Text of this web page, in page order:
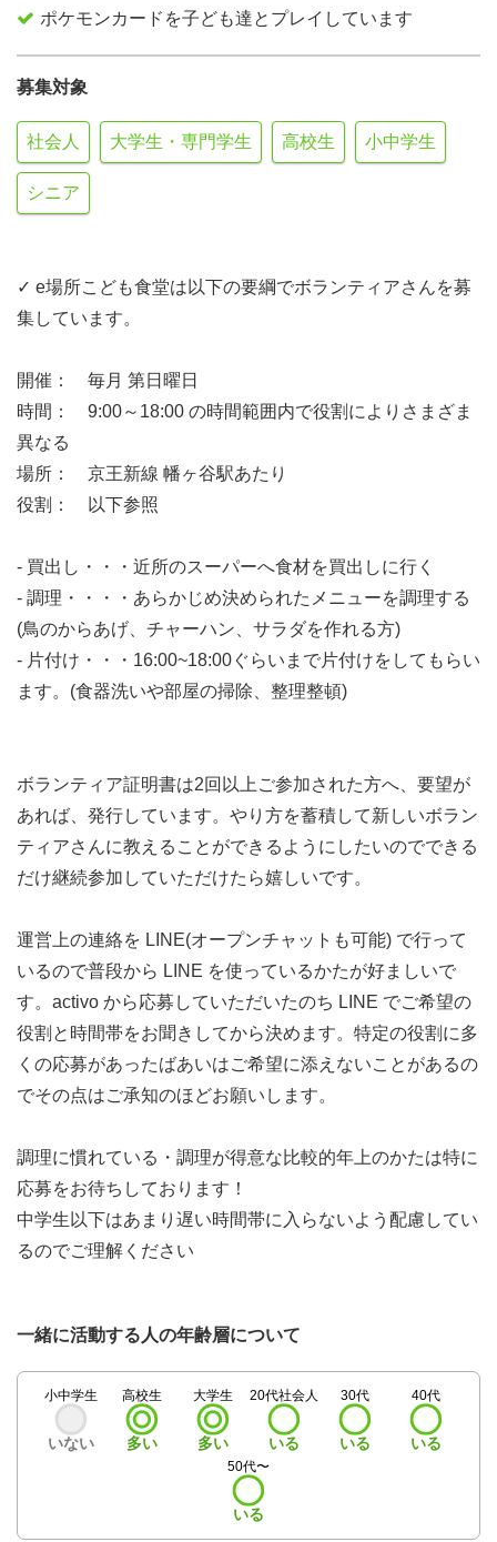
ポケモンカードを子ども達とプレイしています
募集対象
社会人 大学生・専門学生 高校生 小中学生
シニア
✓ e場所こども食堂は以下の要綱でボランティアさんを募
集しています。
開催： 毎月 第日曜日
時間： 9:00～18:00 の時間範囲内で役割によりさまざま
異なる
場所： 京王新線 幡ヶ谷駅あたり
役割： 以下参照
- 買出し・・・近所のスーパーへ食材を買出しに行く
- 調理・・・・あらかじめ決められたメニューを調理する
(鳥のからあげ、チャーハン、サラダを作れる方)
- 片付け・・・16:00~18:00ぐらいまで片付けをしてもらい
ます。(食器洗いや部屋の掃除、整理整頓)
ボランティア証明書は2回以上ご参加された方へ、要望が
あれば、発行しています。やり方を蓄積して新しいボラン
ティアさんに教えることができるようにしたいのでできる
だけ継続参加していただけたら嬉しいです。
運営上の連絡を LINE(オープンチャットも可能) で行って
いるので普段から LINE を使っているかたが好ましいで
す。activo から応募していただいたのち LINE でご希望の
役割と時間帯をお聞きしてから決めます。特定の役割に多
くの応募があったばあいはご希望に添えないことがあるの
でその点はご承知のほどお願いします。
調理に慣れている・調理が得意な比較的年上のかたは特に
応募をお待ちしております！
中学生以下はあまり遅い時間帯に入らないよう配慮してい
るのでご理解ください
一緒に活動する人の年齢層について
小中学生
いない
高校生
多い
大学生
多い
20代社会人
いる
30代
いる
40代
いる
50代〜
いる